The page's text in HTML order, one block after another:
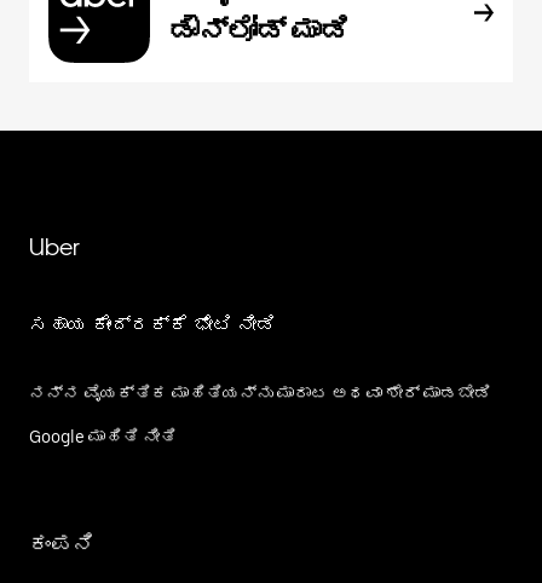
ಡೌನ್‌ಲೋಡ್ ಮಾಡಿ
Uber
ಸಹಾಯ ಕೇಂದ್ರಕ್ಕೆ ಭೇಟಿ ನೀಡಿ
ನನ್ನ ವೈಯಕ್ತಿಕ ಮಾಹಿತಿಯನ್ನು ಮಾರಾಟ ಅಥವಾ ಶೇರ್‌ ಮಾಡಬೇಡಿ
Google ಮಾಹಿತಿ ನೀತಿ
ಕಂಪನಿ